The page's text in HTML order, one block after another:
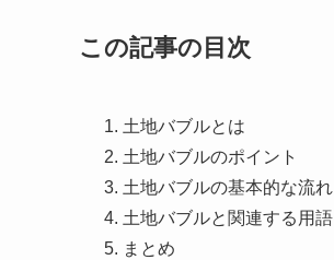
この記事の目次
土地バブルとは
土地バブルのポイント
土地バブルの基本的な流れ
土地バブルと関連する用語
まとめ